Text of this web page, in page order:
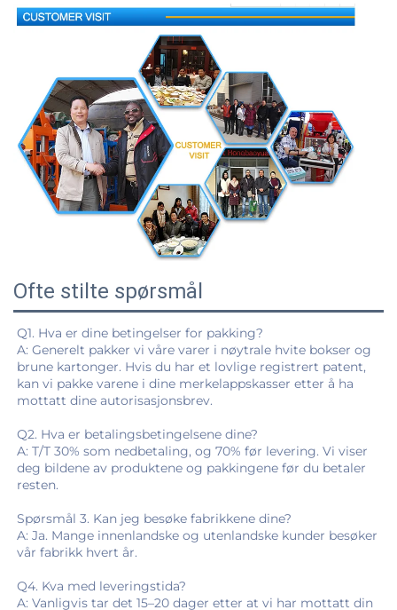
Ofte stilte spørsmål
Q1. Hva er dine betingelser for pakking?
A: Generelt pakker vi våre varer i nøytrale hvite bokser og
brune kartonger. Hvis du har et lovlige registrert patent,
kan vi pakke varene i dine merkelappskasser etter å ha
mottatt dine autorisasjonsbrev.
Q2. Hva er betalingsbetingelsene dine?
A: T/T 30% som nedbetaling, og 70% før levering. Vi viser
deg bildene av produktene og pakkingene før du betaler
resten.
Spørsmål 3. Kan jeg besøke fabrikkene dine?
A: Ja. Mange innenlandske og utenlandske kunder besøker
vår fabrikk hvert år.
Q4. Kva med leveringstida?
A: Vanligvis tar det 15–20 dager etter at vi har mottatt din